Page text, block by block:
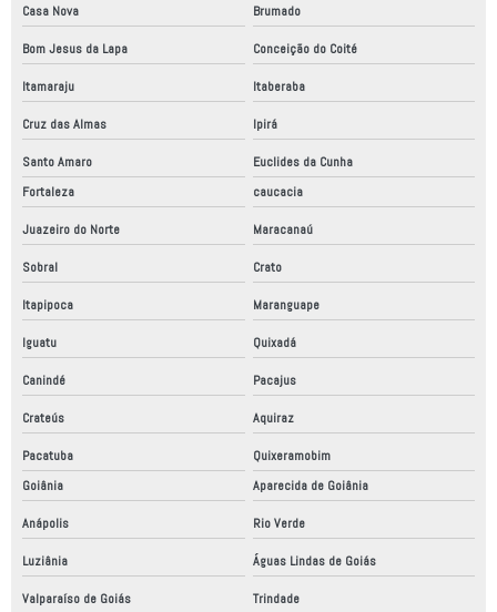
Casa Nova Brumado
Bom Jesus da Lapa Conceição do Coité
Itamaraju Itaberaba
Cruz das Almas Ipirá
Santo Amaro
Euclides da Cunha
Fortaleza
caucacia
Juazeiro do Norte Maracanaú
Sobral Crato
Itapipoca Maranguape
Iguatu Quixadá
Canindé Pacajus
Crateús Aquiraz
Pacatuba
Quixeramobim
Goiânia
Aparecida de Goiânia
Anápolis Rio Verde
Luziânia Águas Lindas de Goiás
Valparaíso de Goiás Trindade